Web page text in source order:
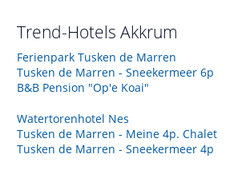
Trend-Hotels Akkrum
Ferienpark Tusken de Marren
Tusken de Marren - Sneekermeer 6p
B&B Pension "Op'e Koai"
Watertorenhotel Nes
Tusken de Marren - Meine 4p. Chalet
Tusken de Marren - Sneekermeer 4p